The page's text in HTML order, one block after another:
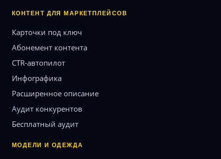
КОНТЕНТ ДЛЯ МАРКЕТПЛЕЙСОВ
Карточки под ключ
Абонемент контента
CTR-автопилот
Инфографика
Расширенное описание
Аудит конкурентов
Бесплатный аудит
МОДЕЛИ И ОДЕЖДА